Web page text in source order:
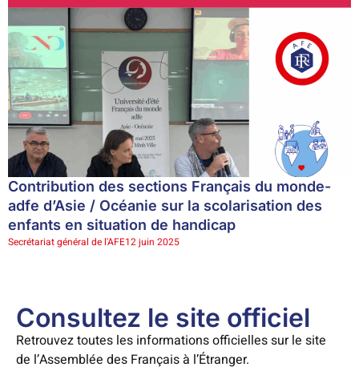
Contribution des sections Français du monde-
adfe d’Asie / Océanie sur la scolarisation des
enfants en situation de handicap
Secrétariat général de l'AFE12 juin 2025
Consultez le site officiel
Retrouvez toutes les informations officielles sur le site
de l’Assemblée des Français à l’Étranger.